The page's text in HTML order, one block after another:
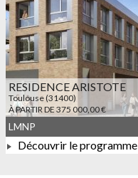
RESIDENCE ARISTOTE
Toulouse (31400)
À PARTIR DE 375 000,00 €
LMNP
Découvrir le programme